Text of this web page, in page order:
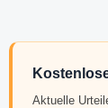
Aktuelle